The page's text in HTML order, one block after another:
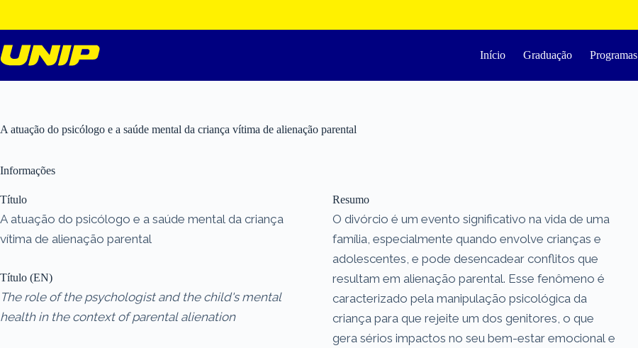
o
conteúdo
Início Graduação Programas
A atuação do psicólogo e a saúde mental da criança vítima de alienação parental
Informações
Título
A atuação do psicólogo e a saúde mental da criança
vítima de alienação parental
Título (EN)
The role of the psychologist and the child's mental
health in the context of parental alienation
Resumo
O divórcio é um evento significativo na vida de uma
família, especialmente quando envolve crianças e
adolescentes, e pode desencadear conflitos que
resultam em alienação parental. Esse fenômeno é
caracterizado pela manipulação psicológica da
criança para que rejeite um dos genitores, o que
gera sérios impactos no seu bem-estar emocional e